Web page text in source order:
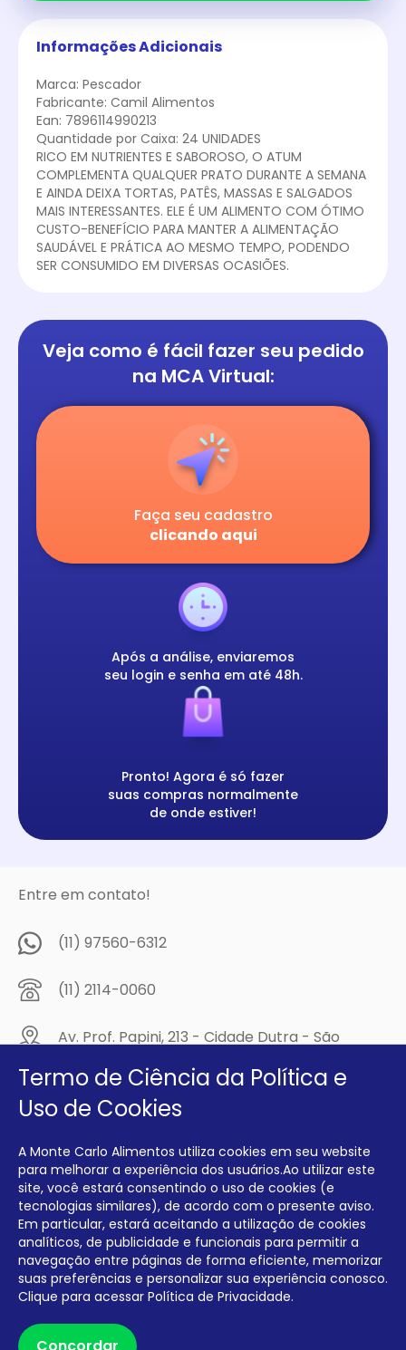
Informações Adicionais
Marca: Pescador
Fabricante: Camil Alimentos
Ean: 7896114990213
Quantidade por Caixa: 24 UNIDADES
RICO EM NUTRIENTES E SABOROSO, O ATUM
COMPLEMENTA QUALQUER PRATO DURANTE A SEMANA
E AINDA DEIXA TORTAS, PATÊS, MASSAS E SALGADOS
MAIS INTERESSANTES. ELE É UM ALIMENTO COM ÓTIMO
CUSTO-BENEFÍCIO PARA MANTER A ALIMENTAÇÃO
SAUDÁVEL E PRÁTICA AO MESMO TEMPO, PODENDO
SER CONSUMIDO EM DIVERSAS OCASIÕES.
Veja como é fácil fazer seu pedido
na MCA Virtual:
Faça seu cadastro
clicando aqui
Após a análise, enviaremos
seu login e senha em até 48h.
Pronto! Agora é só fazer
suas compras normalmente
de onde estiver!
Entre em contato!
(11) 97560-6312
(11) 2114-0060
Av. Prof. Papini, 213 - Cidade Dutra - São
Compre na
MCA Virtual!
Siga a Monte Carlo Alimentos nas redes sociais!
INTERFRIOS COMÉRCIO DE FRIOS E LATICÍNIOS EIRELI CNPJ:
00.140.150/0001-09 INSCRIÇÃO ESTADUAL: 112.576.117.113
Termo de Ciência da Política e
Uso de Cookies
A Monte Carlo Alimentos utiliza cookies em seu website
para melhorar a experiência dos usuários.Ao utilizar este
site, você estará consentindo o uso de cookies (e
tecnologias similares), de acordo com o presente aviso.
Em particular, estará aceitando a utilização de cookies
analíticos, de publicidade e funcionais para permitir a
navegação entre páginas de forma eficiente, memorizar
suas preferências e personalizar sua experiência conosco.
Clique para acessar Política de Privacidade.